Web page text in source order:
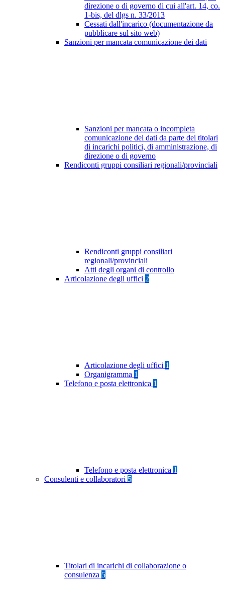
direzione o di governo di cui all'art. 14, co.
1-bis, del dlgs n. 33/2013
Cessati dall'incarico (documentazione da
pubblicare sul sito web)
Sanzioni per mancata comunicazione dei dati
Sanzioni per mancata o incompleta
comunicazione dei dati da parte dei titolari
di incarichi politici, di amministrazione, di
direzione o di governo
Rendiconti gruppi consiliari regionali/provinciali
Rendiconti gruppi consiliari
regionali/provinciali
Atti degli organi di controllo
Articolazione degli uffici 2
Articolazione degli uffici 1
Organigramma 1
Telefono e posta elettronica 1
Telefono e posta elettronica 1
Consulenti e collaboratori 5
Titolari di incarichi di collaborazione o
consulenza 5